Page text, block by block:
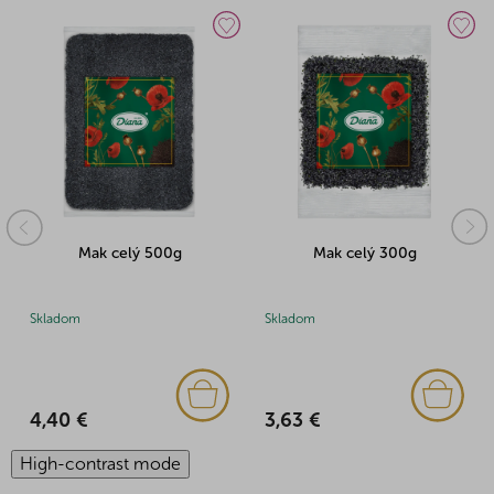
Mak celý 500g
Skladom
4,40 €
Mak celý 300g
Skladom
3,63 €
High-contrast mode